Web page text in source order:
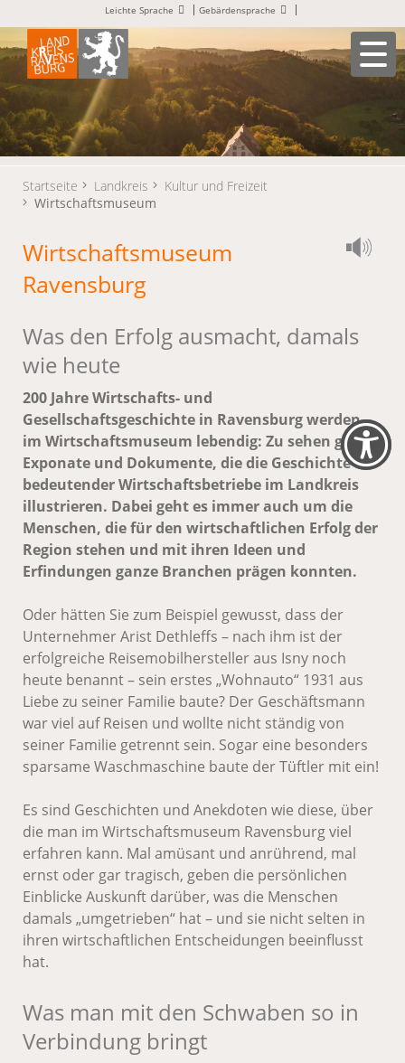
Leichte Sprache Gebärdensprache
Startseite Landkreis
Kultur und Freizeit
Wirtschaftsmuseum
Wirtschaftsmuseum
Ravensburg
Was den Erfolg ausmacht, damals
wie heute
200 Jahre Wirtschafts- und
Gesellschaftsgeschichte in Ravensburg werden
im Wirtschaftsmuseum lebendig: Zu sehen gibt es
Exponate und Dokumente, die die Geschichte
bedeutender Wirtschaftsbetriebe im Landkreis
illustrieren. Dabei geht es immer auch um die
Menschen, die für den wirtschaftlichen Erfolg der
Region stehen und mit ihren Ideen und
Erfindungen ganze Branchen prägen konnten.
Oder hätten Sie zum Beispiel gewusst, dass der
Unternehmer Arist Dethleffs – nach ihm ist der
erfolgreiche Reisemobilhersteller aus Isny noch
heute benannt – sein erstes „Wohnauto“ 1931 aus
Liebe zu seiner Familie baute? Der Geschäftsmann
war viel auf Reisen und wollte nicht ständig von
seiner Familie getrennt sein. Sogar eine besonders
sparsame Waschmaschine baute der Tüftler mit ein!
Es sind Geschichten und Anekdoten wie diese, über
die man im Wirtschaftsmuseum Ravensburg viel
erfahren kann. Mal amüsant und anrührend, mal
ernst oder gar tragisch, geben die persönlichen
Einblicke Auskunft darüber, was die Menschen
damals „umgetrieben“ hat – und sie nicht selten in
ihren wirtschaftlichen Entscheidungen beeinflusst
hat.
Was man mit den Schwaben so in
Verbindung bringt